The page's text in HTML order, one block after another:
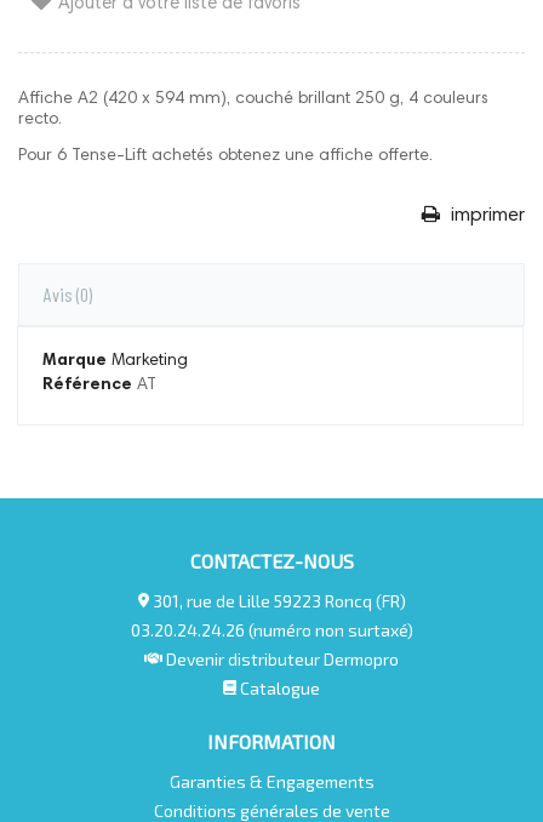
Ajouter à votre liste de favoris
Affiche A2 (420 x 594 mm), couché brillant 250 g, 4 couleurs
recto.
Pour 6 Tense-Lift achetés obtenez une affiche offerte.
imprimer
Avis (0)
Marque Marketing
Référence AT
CONTACTEZ-NOUS
301, rue de Lille 59223 Roncq (FR)
03.20.24.24.26 (numéro non surtaxé)
Devenir distributeur Dermopro
Catalogue
INFORMATION
Garanties & Engagements
Conditions générales de vente